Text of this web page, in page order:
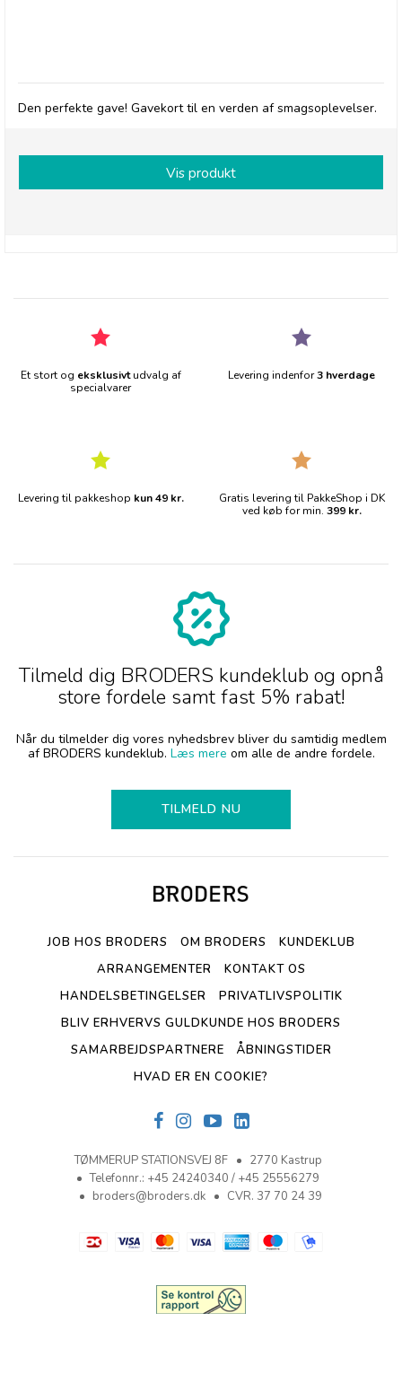
Den perfekte gave! Gavekort til en verden af smagsoplevelser.
Vis produkt
Et stort og eksklusivtudvalg af
specialvarer
Levering indenfor3 hverdage
Levering til pakkeshop kun 49 kr.
Gratis levering til PakkeShop i DK
ved køb for min. 399 kr.
Tilmeld dig BRODERS kundeklub og opnå
store fordele samt fast 5% rabat!
Når du tilmelder dig vores nyhedsbrev bliver du samtidig medlem
af BRODERS kundeklub. Læs mere om alle de andre fordele.
TILMELD NU
JOB HOS BRODERS OM BRODERS
KUNDEKLUB
ARRANGEMENTER
KONTAKT OS
HANDELSBETINGELSER
PRIVATLIVSPOLITIK
BLIV ERHVERVS GULDKUNDE HOS BRODERS
SAMARBEJDSPARTNERE
ÅBNINGSTIDER
HVAD ER EN COOKIE?
TØMMERUP STATIONSVEJ 8F
2770 Kastrup
Telefonnr.: +45 24240340 / +45 25556279
broders@broders.dk
CVR. 37 70 24 39